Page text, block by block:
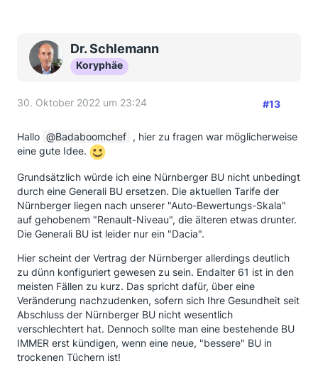
Dr. Schlemann
Koryphäe
30. Oktober 2022 um 23:24 #13
Hallo Badaboomchef , hier zu fragen war möglicherweise
eine gute Idee.
Grundsätzlich würde ich eine Nürnberger BU nicht unbedingt
durch eine Generali BU ersetzen. Die aktuellen Tarife der
Nürnberger liegen nach unserer "Auto-Bewertungs-Skala"
auf gehobenem "Renault-Niveau", die älteren etwas drunter.
Die Generali BU ist leider nur ein "Dacia".
Hier scheint der Vertrag der Nürnberger allerdings deutlich
zu dünn konfiguriert gewesen zu sein. Endalter 61 ist in den
meisten Fällen zu kurz. Das spricht dafür, über eine
Veränderung nachzudenken, sofern sich Ihre Gesundheit seit
Abschluss der Nürnberger BU nicht wesentlich
verschlechtert hat. Dennoch sollte man eine bestehende BU
IMMER erst kündigen, wenn eine neue, "bessere" BU in
trockenen Tüchern ist!